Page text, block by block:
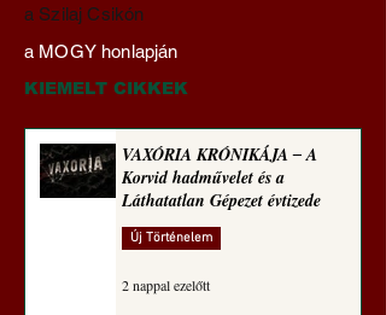
Hajdu Zoltán:
Transzhumanizmus és
technomorál ‒ 21/28.
Rugalmas technomorál:
a Szilaj Csikón
a MOGY honlapján
KIEMELT CIKKEK
VAXÓRIA KRÓNIKÁJA ‒ A
Korvid hadművelet és a
Láthatatlan Gépezet évtizede
Új Történelem
2 nappal ezelőtt